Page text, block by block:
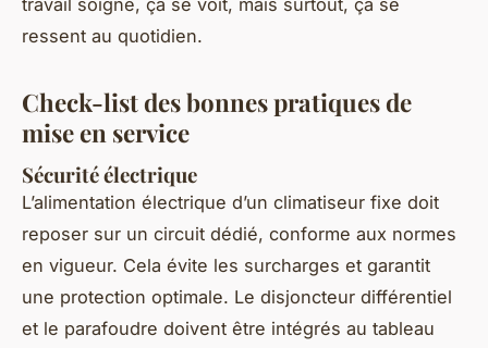
ressent au quotidien.
Check-list des bonnes pratiques de
mise en service
Sécurité électrique
L’alimentation électrique d’un climatiseur fixe doit
reposer sur un circuit dédié, conforme aux normes
en vigueur. Cela évite les surcharges et garantit
une protection optimale. Le disjoncteur différentiel
et le parafoudre doivent être intégrés au tableau